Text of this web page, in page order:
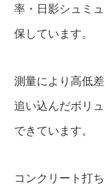
率・日影シュミ
保しています。
測量により高低
追い込んだボリ
できています。
コンクリート打